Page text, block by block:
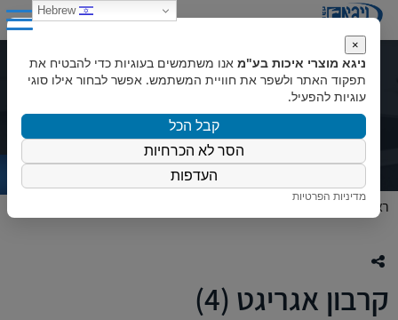
קרבון אגריגט (4)
ראשי
קרבון אגריגט (4)
×
ניגא מוצרי איכות בע"מ אנו משתמשים בעוגיות כדי להבטיח את
תפקוד האתר ולשפר את חוויית המשתמש. אפשר לבחור אילו סוגי
עוגיות להפעיל.
קבל הכל
הסר לא הכרחיות
העדפות
מדיניות הפרטיות
Hebrew